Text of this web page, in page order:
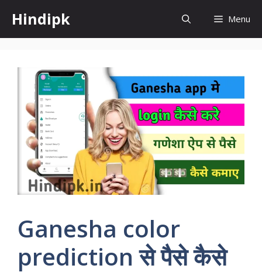
content
Hindipk Menu
Ganesha color
prediction से पैसे कैसे